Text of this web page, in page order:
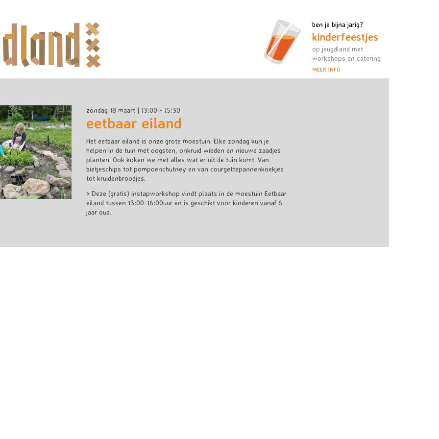
ben je bijna jarig?
kinderfeestjes
op jeugdland met
workshops en catering
MEER INFO
zondag 18 maart | 13:00 - 15:30
eetbaar eiland
Het eetbaar eiland is onze grote moestuin. Elke zondag kun je
helpen in de tuin met oogsten, onkruid wieden en nieuwe zaadjes
planten. Ook koken we met alles wat er uit de tuin komt. Van
bietjeschips tot pompoenchutney en van courgettepannenkoekjes
tot kruidenbroodjes.
> Deze (gratis) instapworkshop vindt plaats in de moestuin Eetbaar
eiland tussen 13:00-16:00uur en is geschikt voor kinderen vanaf 6
jaar oud.